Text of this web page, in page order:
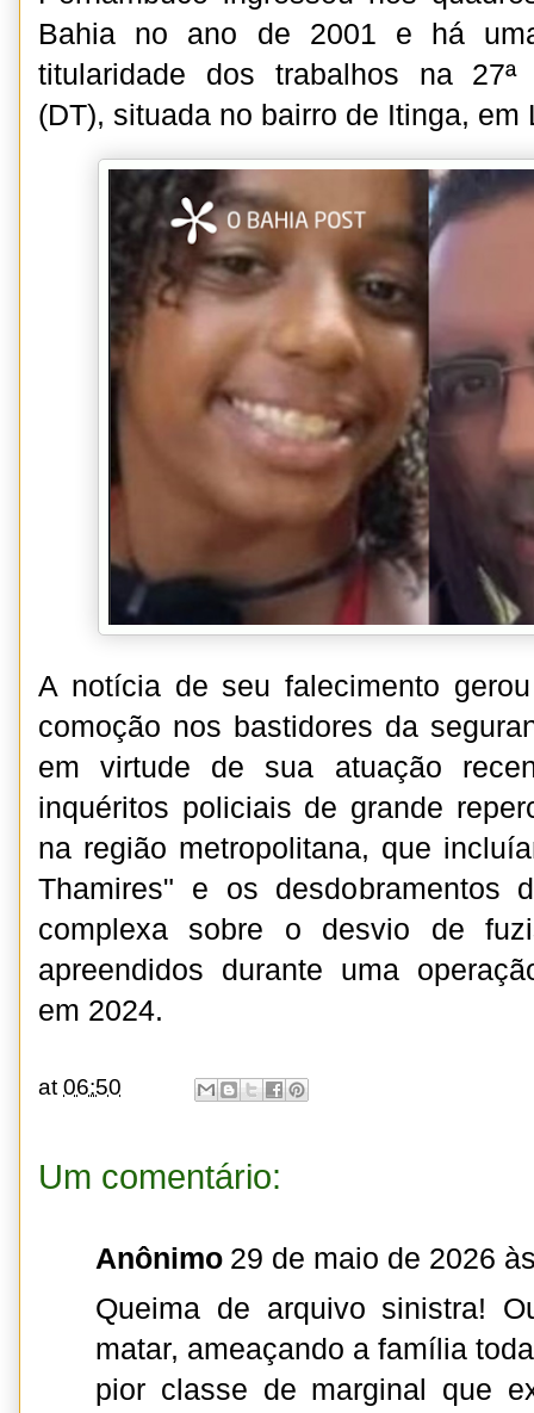
Bahia no ano de 2001 e há
titularidade dos trabalhos na 27ª
(DT), situada no bairro de Itinga,
A notícia de seu falecimento
comoção nos bastidores da
em virtude de sua atuação
inquéritos policiais de grande
na região metropolitana, que
Thamires" e os desdobramentos
complexa sobre o desvio de
apreendidos durante uma
em 2024.
at06:50
Um comentário:
Anônimo 29 de maio de 2026
Queima de arquivo sinistra!
matar, ameaçando a família
pior classe de marginal que